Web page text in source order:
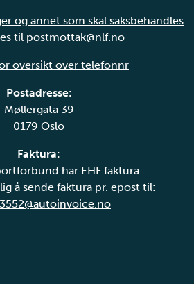
og annet som skal saksbehandles
til postmottak@nlf.no
oversikt over telefonnr
Postadresse:
Møllergata 39
0179 Oslo
Faktura:
har EHF faktura.
å sende faktura pr. epost til: